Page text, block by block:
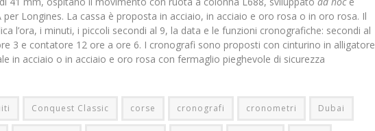
per Longines. La cassa è proposta in acciaio, in acciaio e oro rosa o in oro rosa. Il
l’ora, i minuti, i piccoli secondi al 9, la data e le funzioni cronografiche: secondi al
3 e contatore 12 ore a ore 6. I cronografi sono proposti con cinturino in alligatore
in acciaio o in acciaio e oro rosa con fermaglio pieghevole di sicurezza
Conquest Classic corse cronografi cronometri Dubai